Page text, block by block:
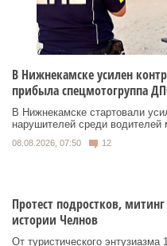
В Нижнекамске усилен
прибыла спецмотогруппа
В Нижнекамске стартовали
нарушителей среди водителей
08.08.2026, 07:50 12
Протест подростков,
истории Челнов
От туристического